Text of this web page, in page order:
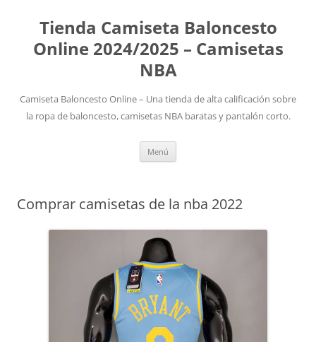
Tienda Camiseta Baloncesto
Online 2024/2025 – Camisetas
NBA
Camiseta Baloncesto Online – Una tienda de alta calificación sobre
la ropa de baloncesto, camisetas NBA baratas y pantalón corto.
Menú
Comprar camisetas de la nba 2022